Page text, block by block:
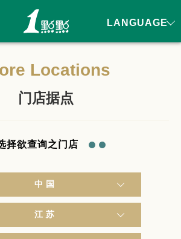
Locations
门店据点
择欲查询之门店
中国
江苏
LANGUAGE